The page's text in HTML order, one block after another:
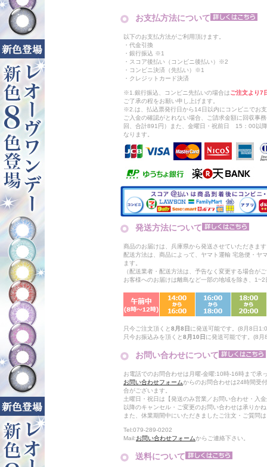
お支払方法について
以下のお支払方法がご利用頂けます。
・代金引換
・銀行振込 ※1
・スコア後払い（コンビニ後払い）※2
・コンビニ決済（先払い）※1
・クレジットカード決済
※1.銀行振込、コンビニ先払いの場合はご注文より7
ご了承の程をお願い申し上げます。
※2.は、払込票発行日から14日以内にコンビニでお
ご入金の確認がとれない場合、ご請求金額に回収事
回、合計891円）また、金曜日・祝前日 15：00以
なります。
発送方法について
商品のお届けは、兵庫県から発送させていただきま
配送方法は、商品によって、ヤマト運輸 宅急便・ヤ
ます。
（配送業者・配送方法は、予告なく変更する場合が
お客様へのお届けは離島など一部の地域を除き、
只今ご注文頂くと8月8日 に発送可能です。(8月8日
只今お振込みを頂くと8月10日 に発送可能です。(8
お問い合わせについて
お電話でのお問合わせは月曜-金曜:10時-16時まで承
お問い合わせフォームからのお問合わせは24時間受
合がございます。
土曜日・祝日は【発送のみ営業／お問い合わせ・
以降のキャンセル・ご変更のお問い合わせは承りか
また、休業期間中にいただきましたご注文・ご質問
Tel:079-289-0202
Mail:お問い合わせフォームからご連絡下さい。
送料について